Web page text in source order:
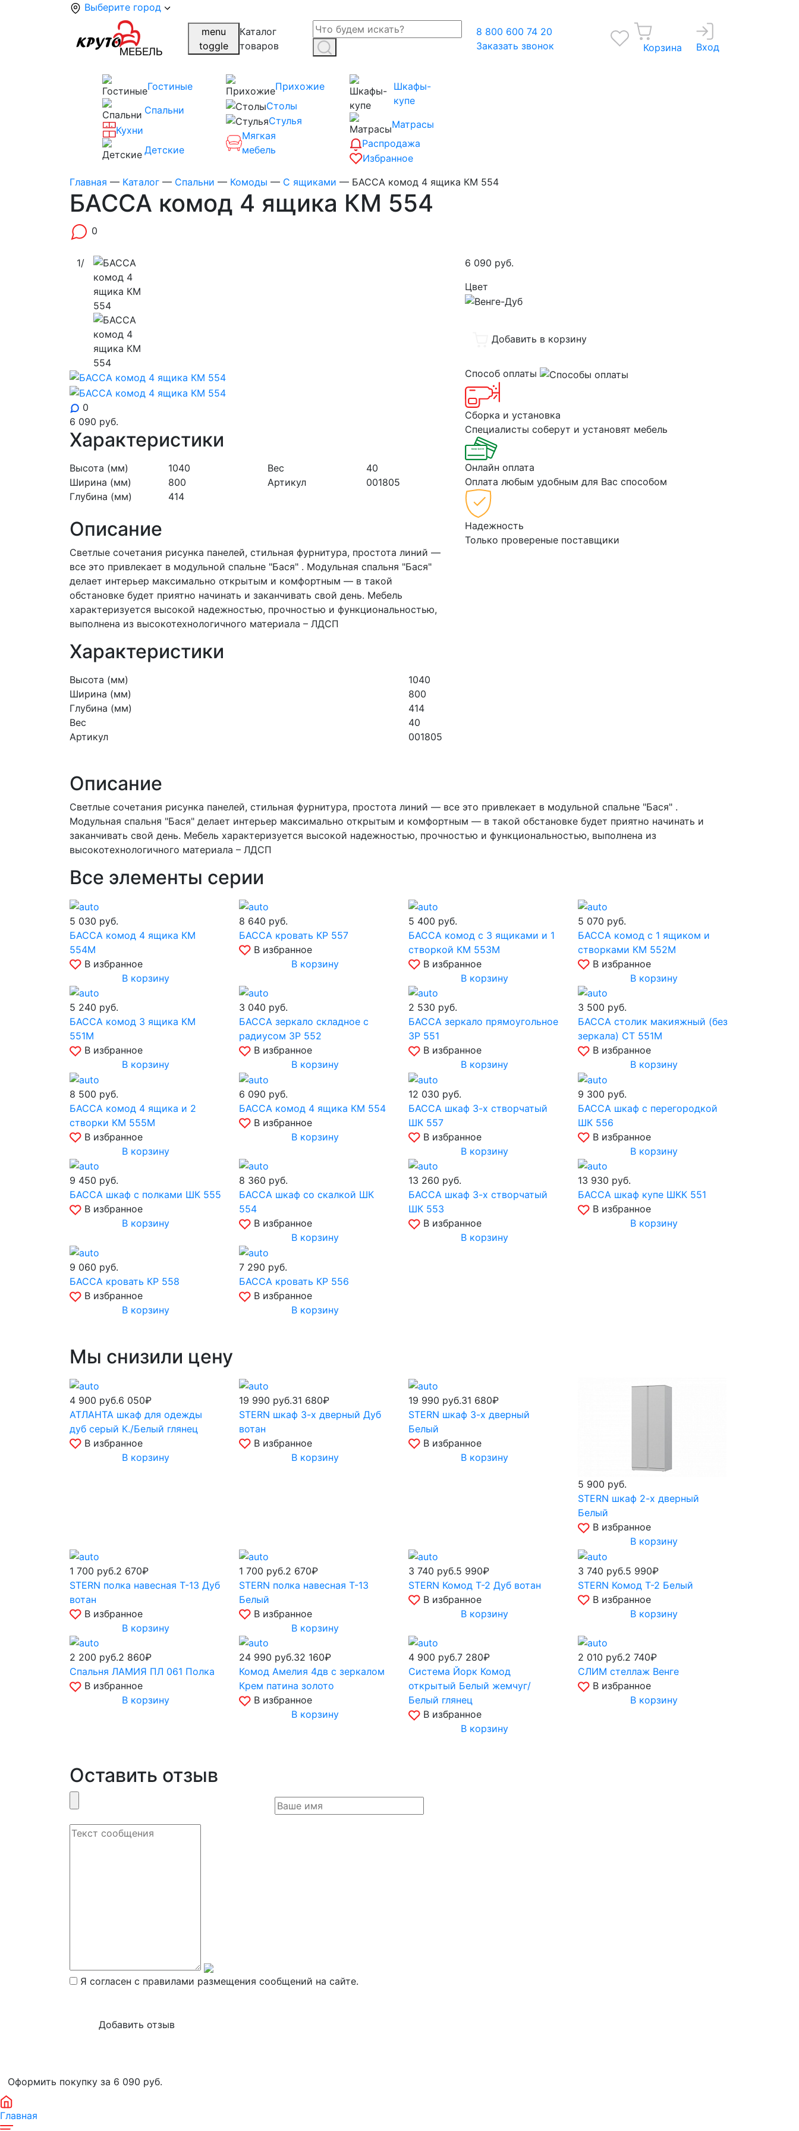
Выберите город
menu
toggle
Каталог
товаров
8 800 600 74 20
Заказать звонок
Корзина Вход
Гостиные
Спальни
Кухни
Детские
Прихожие
Столы
Стулья
Мягкая
мебель
Шкафы-
купе
Матрасы
Распродажа
Избранное
Главная — Каталог — Спальни — Комоды — С ящиками — БАССА комод 4 ящика КМ 554
БАССА комод 4 ящика КМ 554
0
1/
0
6 090 руб.
Характеристики
Высота (мм)
1040
Ширина (мм)
800
Глубина (мм)
414
Вес
40
Артикул
001805
Описание
Светлые сочетания рисунка панелей, стильная фурнитура, простота линий —
все это привлекает в модульной спальне "Бася" . Модульная спальня "Бася"
делает интерьер максимально открытым и комфортным — в такой
обстановке будет приятно начинать и заканчивать свой день. Мебель
характеризуется высокой надежностью, прочностью и функциональностью,
выполнена из высокотехнологичного материала – ЛДСП
6 090 руб.
Цвет
Добавить в корзину
Способ оплаты
Сборка и установка
Специалисты соберут и установят мебель
Онлайн оплата
Оплата любым удобным для Вас способом
Надежность
Только провереные поставщики
Характеристики
Высота (мм)
1040
Ширина (мм)
800
Глубина (мм)
414
Вес
40
Артикул
001805
Описание
Светлые сочетания рисунка панелей, стильная фурнитура, простота линий — все это привлекает в модульной спальне "Бася" .
Модульная спальня "Бася" делает интерьер максимально открытым и комфортным — в такой обстановке будет приятно начинать и
заканчивать свой день. Мебель характеризуется высокой надежностью, прочностью и функциональностью, выполнена из
высокотехнологичного материала – ЛДСП
Все элементы серии
5 030 руб.
БАССА комод 4 ящика КМ
554М
В избранное
В корзину
8 640 руб.
БАССА кровать КР 557
В избранное
В корзину
5 400 руб.
БАССА комод с 3 ящиками и 1
створкой КМ 553М
В избранное
В корзину
5 070 руб.
БАССА комод с 1 ящиком и
створками КМ 552М
В избранное
В корзину
5 240 руб.
БАССА комод 3 ящика КМ
551М
В избранное
В корзину
3 040 руб.
БАССА зеркало складное с
радиусом ЗР 552
В избранное
В корзину
2 530 руб.
БАССА зеркало прямоугольное
ЗР 551
В избранное
В корзину
3 500 руб.
БАССА столик макияжный (без
зеркала) СТ 551М
В избранное
В корзину
8 500 руб.
БАССА комод 4 ящика и 2
створки КМ 555М
В избранное
В корзину
6 090 руб.
БАССА комод 4 ящика КМ 554
В избранное
В корзину
12 030 руб.
БАССА шкаф 3-х створчатый
ШК 557
В избранное
В корзину
9 300 руб.
БАССА шкаф с перегородкой
ШК 556
В избранное
В корзину
9 450 руб.
БАССА шкаф с полками ШК 555
В избранное
В корзину
8 360 руб.
БАССА шкаф со скалкой ШК
554
В избранное
В корзину
13 260 руб.
БАССА шкаф 3-х створчатый
ШК 553
В избранное
В корзину
13 930 руб.
БАССА шкаф купе ШКК 551
В избранное
В корзину
9 060 руб.
БАССА кровать КР 558
В избранное
В корзину
7 290 руб.
БАССА кровать КР 556
В избранное
В корзину
Мы снизили цену
4 900 руб.6 050₽
АТЛАНТА шкаф для одежды
дуб серый К./Белый глянец
В избранное
В корзину
19 990 руб.31 680₽
STERN шкаф 3-х дверный Дуб
вотан
В избранное
В корзину
19 990 руб.31 680₽
STERN шкаф 3-х дверный
Белый
В избранное
В корзину
5 900 руб.
STERN шкаф 2-х дверный
Белый
В избранное
В корзину
1 700 руб.2 670₽
STERN полка навесная Т-13 Дуб
вотан
В избранное
В корзину
1 700 руб.2 670₽
STERN полка навесная Т-13
Белый
В избранное
В корзину
3 740 руб.5 990₽
STERN Комод Т-2 Дуб вотан
В избранное
В корзину
3 740 руб.5 990₽
STERN Комод Т-2 Белый
В избранное
В корзину
2 200 руб.2 860₽
Спальня ЛАМИЯ ПЛ 061 Полка
В избранное
В корзину
24 990 руб.32 160₽
Комод Амелия 4дв с зеркалом
Крем патина золото
В избранное
В корзину
4 900 руб.7 280₽
Система Йорк Комод
открытый Белый жемчуг/
Белый глянец
В избранное
В корзину
2 010 руб.2 740₽
СЛИМ стеллаж Венге
В избранное
В корзину
Оставить отзыв
Я согласен с правилами размещения сообщений на сайте.
Оформить покупку за 6 090 руб.
Главная